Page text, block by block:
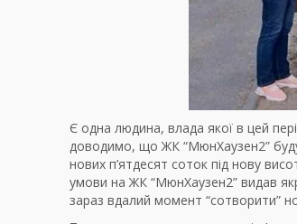
Є одна людина, влада якої в цей
доводимо, що ЖК “МюнХаузен2”
нових п’ятдесят соток під нову
умови на ЖК “МюнХаузен2” видав
зараз вдалий момент “сотворити”